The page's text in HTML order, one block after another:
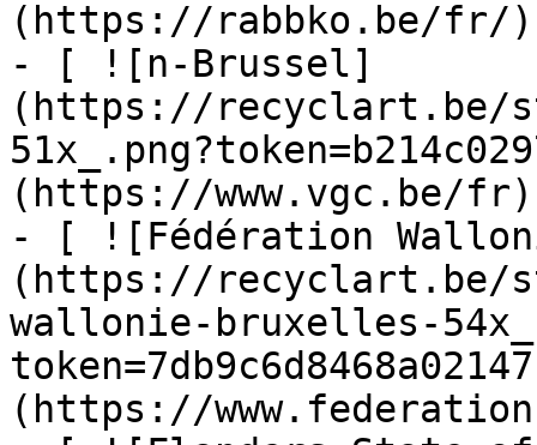
(https://rabbko.be/fr/)
- [ ![n-Brussel]
(https://recyclart.be/
(https://www.vgc.be/fr)
- [ ![Fédération
(https://recyclart.be/
wallonie-bruxelles-
(https://